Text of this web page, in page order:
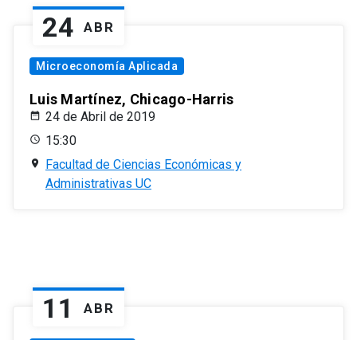
24 ABR
Microeconomía Aplicada
Luis Martínez, Chicago-Harris
24 de Abril de 2019
15:30
Facultad de Ciencias Económicas y
Administrativas UC
11 ABR